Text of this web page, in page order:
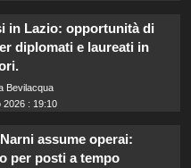
in Lazio: opportunità di
diplomati e laureati in
Bevilacqua
2026 : 19:10
assume operai:
per posti a tempo